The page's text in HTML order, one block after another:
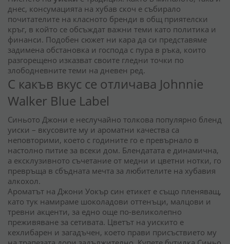
днес, консумацията на хубав скоч е събирало
почитателите на класното бренди в общ приятелски
кръг, в който се обсъждат важни теми като политика и
финанси. Подобен сюжет ни кара да си представяме
задимена обстановка и господа с пура в ръка, които
разгорещено изказват своите гледни точки по
злободневните теми на дневен ред.
С какъв вкус се отличава Johnnie
Walker Blue Label
Синьото Джони е неслучайно толкова популярно бленд
уиски – вкусовите му и ароматни качества са
неповторими, което с годините го е превърнало в
настолно питие за всеки дом. Блендатата е динамична,
а ексклузивното съчетание от медни и цветни нотки, го
превръща в сбъдната мечта за любителите на хубавия
алкохол.
Ароматът на Джони Уокър син етикет е също пленяващ,
като тук намираме шоколадови оттенъци, малцови и
тревни акценти, за едно още по-великолепно
преживяване за сетивата. Цветът на уискито е
кехлибарен и загадъчен, което прави присъствието му